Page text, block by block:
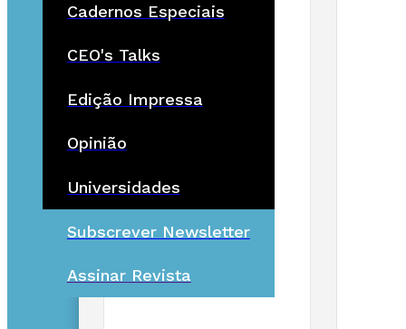
Cadernos Especiais
CEO's Talks
Edição Impressa
Opinião
Universidades
Subscrever Newsletter
Assinar Revista